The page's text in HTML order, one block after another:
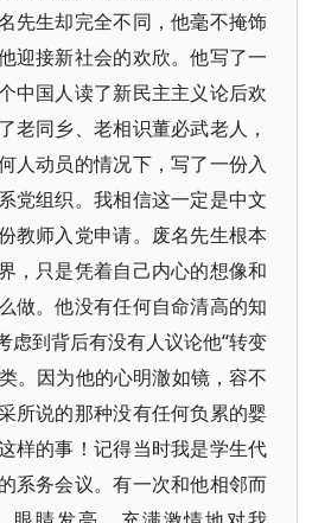
先生却完全不同，他毫不掩饰
迎接新社会的欢欣。他写了一
中国人读了新民主主义论后欢
老同乡、老相识董必武老人，
人动员的情况下，写了一份入
党组织。我相信这一定是中文
教师入党申请。废名先生根本
，只是凭着自己内心的想像和
做。他没有任何自命清高的知
虑到背后有没有人议论他“转变
。因为他的心明澈如镜，容不
所说的那种没有任何负累的婴
样的事！记得当时我是学生代
系务会议。有一次和他相邻而